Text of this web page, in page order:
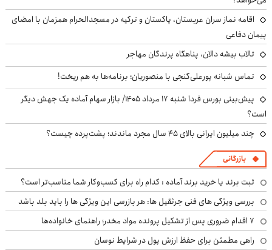
اقامه نماز سران عربستان، پاکستان و ترکیه در مسجدالحرام همزمان با امضای
پیمان دفاعی
تالاب بیشه دالان، پناهگاه پرندگان مهاجر
تماس شبانه پورعلی‌گنجی با منصوریان؛ برنامه‌ها به هم ریخت!
پیش‌بینی بورس فردا شنبه ۱۷ مرداد ۱۴۰۵/ بازار سهام آماده یک جهش دیگر
است؟
چند میلیون ایرانی بالای ۴۵ سال مجرد ماندند؛ پشت‌پرده چیست؟
بازرگانی
ثبت برند یا خرید برند آماده : کدام راه برای کسب‌وکار شما مناسب‌تر است؟
بررسی ویژگی های فنی جرثقیل ها: هر بازرسی این ویژگی ها را باید بلد باشد
۷ اقدام ضروری پس از تشکیل پرونده مواد مخدر؛ راهنمای خانواده‌ها
راهی مطمئن برای حفظ ارزش پول در شرایط نوسان